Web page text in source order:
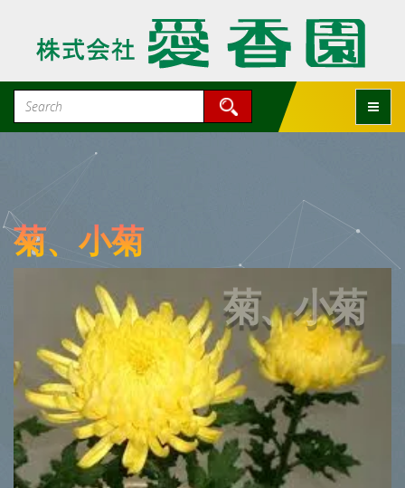
菊、小菊
菊、小菊